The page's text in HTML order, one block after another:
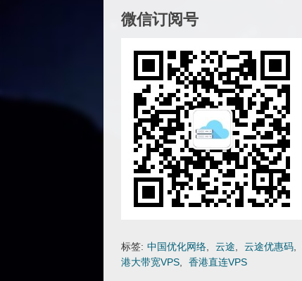
微信订阅号
标签: 中国优化网络 云途 云途优惠码
港大带宽VPS
香港直连VPS